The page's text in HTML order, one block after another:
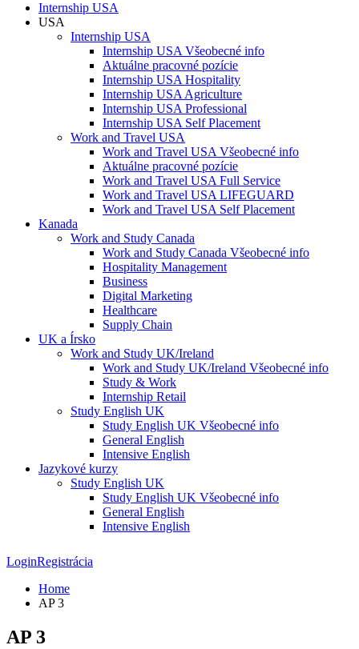
Internship USA
USA
Internship USA
Internship USA Všeobecné info
Aktuálne pracovné pozície
Internship USA Hospitality
Internship USA Agriculture
Internship USA Professional
Internship USA Self Placement
Work and Travel USA
Work and Travel USA Všeobecné info
Aktuálne pracovné pozície
Work and Travel USA Full Service
Work and Travel USA LIFEGUARD
Work and Travel USA Self Placement
Kanada
Work and Study Canada
Work and Study Canada Všeobecné info
Hospitality Management
Business
Digital Marketing
Healthcare
Supply Chain
UK a Írsko
Work and Study UK/Ireland
Work and Study UK/Ireland Všeobecné info
Study & Work
Internship Retail
Study English UK
Study English UK Všeobecné info
General English
Intensive English
Jazykové kurzy
Study English UK
Study English UK Všeobecné info
General English
Intensive English
LoginRegistrácia
Home
AP 3
AP 3